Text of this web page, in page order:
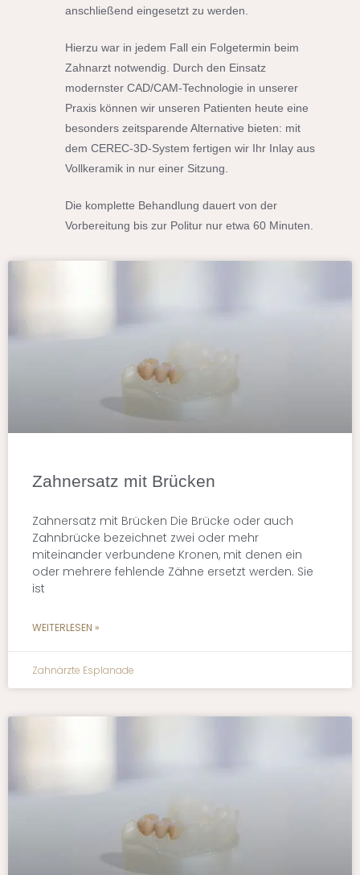
anschließend eingesetzt zu werden.
Hierzu war in jedem Fall ein Folgetermin beim
Zahnarzt notwendig. Durch den Einsatz
modernster CAD/CAM-Technologie in unserer
Praxis können wir unseren Patienten heute eine
besonders zeitsparende Alternative bieten: mit
dem CEREC-3D-System fertigen wir Ihr Inlay aus
Vollkeramik in nur einer Sitzung.
Die komplette Behandlung dauert von der
Vorbereitung bis zur Politur nur etwa 60 Minuten.
Zahnersatz mit Brücken
Zahnersatz mit Brücken Die Brücke oder auch
Zahnbrücke bezeichnet zwei oder mehr
miteinander verbundene Kronen, mit denen ein
oder mehrere fehlende Zähne ersetzt werden. Sie
ist
WEITERLESEN »
Zahnärzte Esplanade